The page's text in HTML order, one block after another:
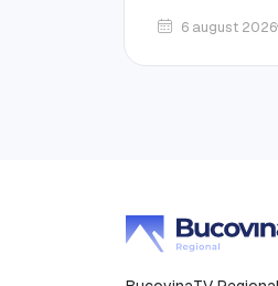
6 august 2026